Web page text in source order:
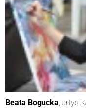
Beata Bogucka,